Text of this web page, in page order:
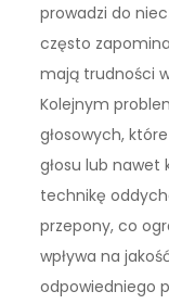
prowadzi do
często
mają trudności
Kolejnym
głosowych,
głosu lub nawet
technikę
przepony, co
wpływa na
odpowiedniego